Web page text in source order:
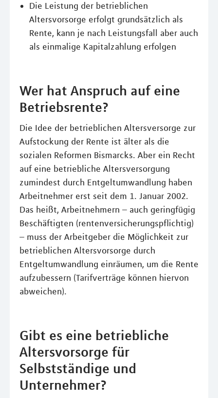
Die Leistung der betrieblichen
Altersvorsorge erfolgt grundsätzlich als
Rente, kann je nach Leistungsfall aber auch
als einmalige Kapitalzahlung erfolgen
Wer hat Anspruch auf eine
Betriebsrente?
Die Idee der betrieblichen Altersversorge zur
Aufstockung der Rente ist älter als die
sozialen Reformen Bismarcks. Aber ein Recht
auf eine betriebliche Altersversorgung
zumindest durch Entgeltumwandlung haben
Arbeitnehmer erst seit dem 1. Januar 2002.
Das heißt, Arbeitnehmern – auch geringfügig
Beschäftigten (rentenversicherungspflichtig)
– muss der Arbeitgeber die Möglichkeit zur
betrieblichen Altersvorsorge durch
Entgeltumwandlung einräumen, um die Rente
aufzubessern (Tarifverträge können hiervon
abweichen).
Gibt es eine betriebliche
Altersvorsorge für
Selbstständige und
Unternehmer?